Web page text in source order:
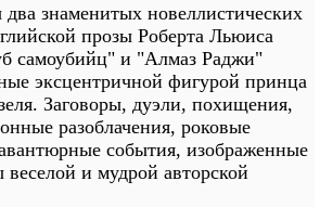
знаменитых новеллистических
прозы Роберта Льюиса
самоубийц" и "Алмаз Раджи"
эксцентричной фигурой принца
Заговоры, дуэли, похищения,
разоблачения, роковые
события, изображенные
и мудрой авторской